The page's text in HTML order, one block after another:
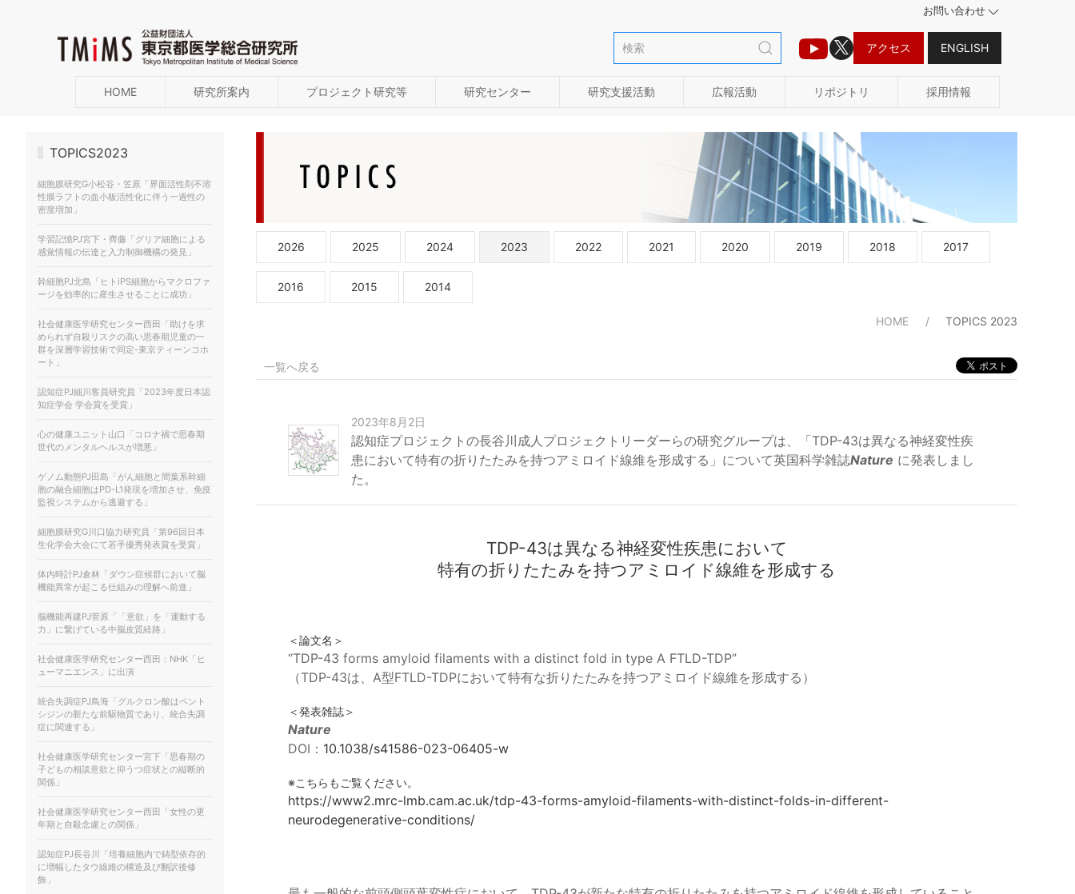
お問い合わせ
アクセス ENGLISH
HOME 研究所案内 プロジェクト研究等 研究センター 研究支援活動 広報活動 リポジトリ 採用情報
TOPICS2023
細胞膜研究G⼩松⾕・笠原「界面活性剤不溶
性膜ラフトの血小板活性化に伴う一過性の
密度増加」
学習記憶PJ宮下・齊藤「グリア細胞による
感覚情報の伝達と入力制御機構の発見」
幹細胞PJ北島「ヒトiPS細胞からマクロファ
ージを効率的に産生させることに成功」
社会健康医学研究センター西田「助けを求
められず自殺リスクの高い思春期児童の一
群を深層学習技術で同定-東京ティーンコホ
ート」
認知症PJ細川客員研究員「2023年度日本認
知症学会 学会賞を受賞」
心の健康ユニット山口「コロナ禍で思春期
世代のメンタルヘルスが増悪」
ゲノム動態PJ田島「がん細胞と間葉系幹細
胞の融合細胞はPD-L1発現を増加させ、免疫
監視システムから逃避する」
細胞膜研究G川口協力研究員「第96回日本
生化学会大会にて若手優秀発表賞を受賞」
体内時計PJ倉林「ダウン症候群において脳
機能異常が起こる仕組みの理解へ前進」
脳機能再建PJ菅原「「意欲」を「運動する
力」に繋げている中脳皮質経路」
社会健康医学研究センター西田：NHK「ヒ
ューマニエンス」に出演
統合失調症PJ鳥海「グルクロン酸はペント
シジンの新たな前駆物質であり、統合失調
症に関連する」
社会健康医学研究センター宮下「思春期の
子どもの相談意欲と抑うつ症状との縦断的
関係」
社会健康医学研究センター西田「女性の更
年期と自殺念慮との関係」
認知症PJ長谷川「培養細胞内で鋳型依存的
に増幅したタウ線維の構造及び翻訳後修
飾」
2026 2025 2024 2023 2022 2021 2020 2019 2018 2017
2016 2015 2014
HOME TOPICS 2023
一覧へ戻る
2023年8月2日
認知症プロジェクトの長谷川成人プロジェクトリーダーらの研究グループは、「TDP-43は異なる神経変性疾
患において特有の折りたたみを持つアミロイド線維を形成する」について英国科学雑誌Nature に発表しまし
た。
TDP-43は異なる神経変性疾患において
特有の折りたたみを持つアミロイド線維を形成する
＜論文名＞
“TDP-43 forms amyloid filaments with a distinct fold in type A FTLD-TDP”
（TDP-43は、A型FTLD-TDPにおいて特有な折りたたみを持つアミロイド線維を形成する）
＜発表雑誌＞
Nature
DOI： 10.1038/s41586-023-06405-w
※こちらもご覧ください。
https://www2.mrc-lmb.cam.ac.uk/tdp-43-forms-amyloid-filaments-with-distinct-folds-in-different-
neurodegenerative-conditions/